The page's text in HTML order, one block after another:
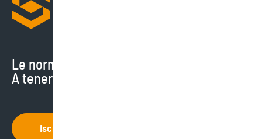
Le normative cambiano di continuo.
A tenerti aggiornato ci pensiamo noi.
Iscriviti